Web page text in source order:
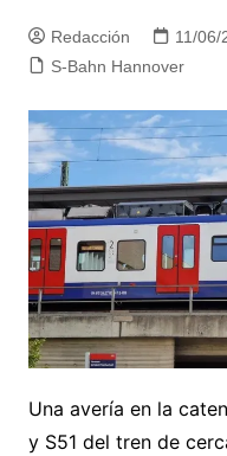
Redacción 11/06/
S-Bahn Hannover
Una avería en la
y S51 del tren de